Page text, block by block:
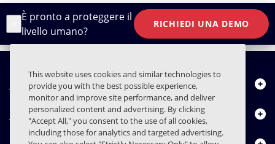
È pronto a proteggere il
livello umano?
RICHIEDI UNA DEMO
Chi siamo
Prodotti
This website uses cookies and similar technologies to
provide you with the best possible experience,
monitor and improve site performance, and deliver
personalized content and advertising. By clicking
"Accept All," you consent to the use of all cookies,
including those for analytics and targeted advertising.